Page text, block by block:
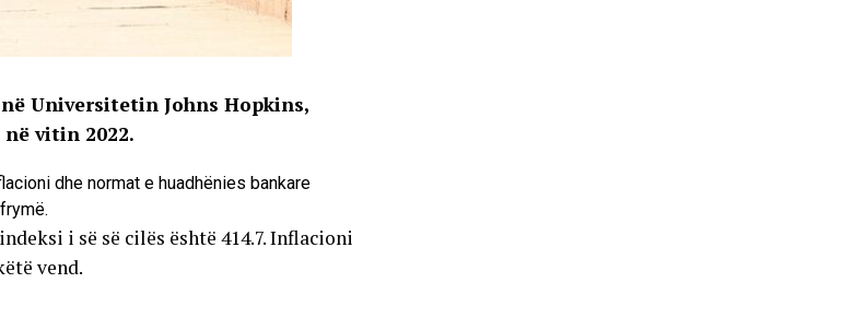
Universitetin Johns Hopkins,
vitin 2022.
dhe normat e huadhënies bankare
i së së cilës është 414.7. Inflacioni
vend.